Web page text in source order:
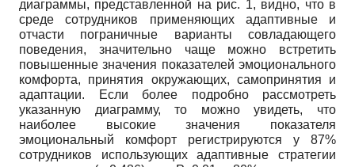
диаграммы, представленной на рис. 1, видно, что в
среде сотрудников применяющих адаптивные и
отчасти пограничные варианты совладающего
поведения, значительно чаще можно встретить
повышенные значения показателей эмоционального
комфорта, принятия окружающих, самопринятия и
адаптации. Если более подробно рассмотреть
указанную диаграмму, то можно увидеть, что
наиболее высокие значения показателя
эмоциональный комфорт регистрируются у 87%
сотрудников использующих адаптивные стратегии